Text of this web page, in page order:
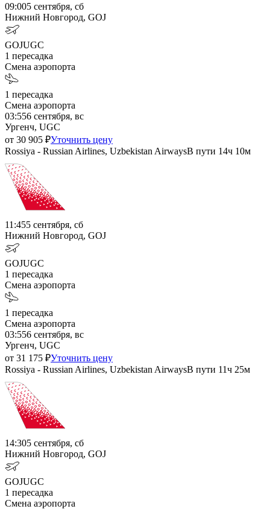
09:005 сентября, сб
Нижний Новгород, GOJ
GOJUGC
1 пересадка
Смена аэропорта
1 пересадка
Смена аэропорта
03:556 сентября, вс
Ургенч, UGC
от 30 905 ₽Уточнить цену
Rossiya - Russian Airlines, Uzbekistan AirwaysВ пути 14ч 10м
11:455 сентября, сб
Нижний Новгород, GOJ
GOJUGC
1 пересадка
Смена аэропорта
1 пересадка
Смена аэропорта
03:556 сентября, вс
Ургенч, UGC
от 31 175 ₽Уточнить цену
Rossiya - Russian Airlines, Uzbekistan AirwaysВ пути 11ч 25м
14:305 сентября, сб
Нижний Новгород, GOJ
GOJUGC
1 пересадка
Смена аэропорта